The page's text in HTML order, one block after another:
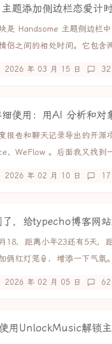
题添加侧边栏恋爱计
是 Handsome 主题侧边栏
侣之间的相处时间。它包含
2026 年 03 月 15 日 32
报告和聊天记录导出的开源
、WeFlow 。后面我又找到
2026 年 02 月 10 日
18，距离小年23还有5天，
俩红灯笼🏮，增添一下气氛
2026 年 02 月 05 日